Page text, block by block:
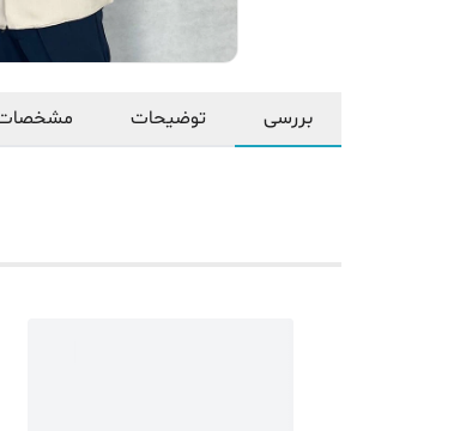
بررسی توضیحات